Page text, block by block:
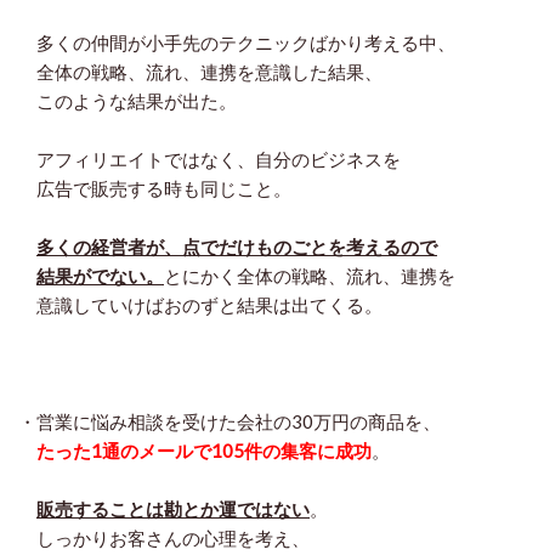
多くの仲間が小手先のテクニックばかり考える中、
全体の戦略、流れ、連携を意識した結果、
このような結果が出た。
アフィリエイトではなく、自分のビジネスを
広告で販売する時も同じこと。
多くの経営者が、点でだけものごとを考えるので
結果がでない。
とにかく全体の戦略、流れ、連携を
意識していけばおのずと結果は出てくる。
・営業に悩み相談を受けた会社の30万円の商品を、
たった1通のメールで105件の集客に成功。
販売することは勘とか運ではない。
しっかりお客さんの心理を考え、